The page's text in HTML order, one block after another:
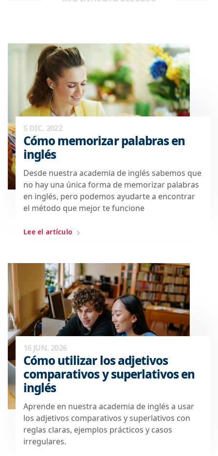
5 DIC. 2022
Cómo memorizar palabras en
inglés
Desde nuestra academia de inglés sabemos que
no hay una única forma de memorizar palabras
en inglés, pero podemos ayudarte a encontrar
el método que mejor te funcione
Lee el artículo
16 JUN. 2026
Cómo utilizar los adjetivos
comparativos y superlativos en
inglés
Aprende en nuestra academia de inglés a usar
los adjetivos comparativos y superlativos con
reglas claras, ejemplos prácticos y casos
irregulares.